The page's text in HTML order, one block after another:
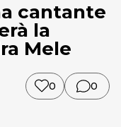
cantante
la
Mele
0 0